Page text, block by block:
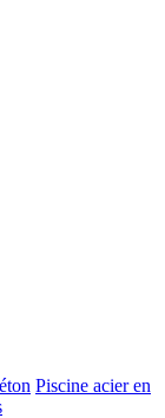
Piscine acier en